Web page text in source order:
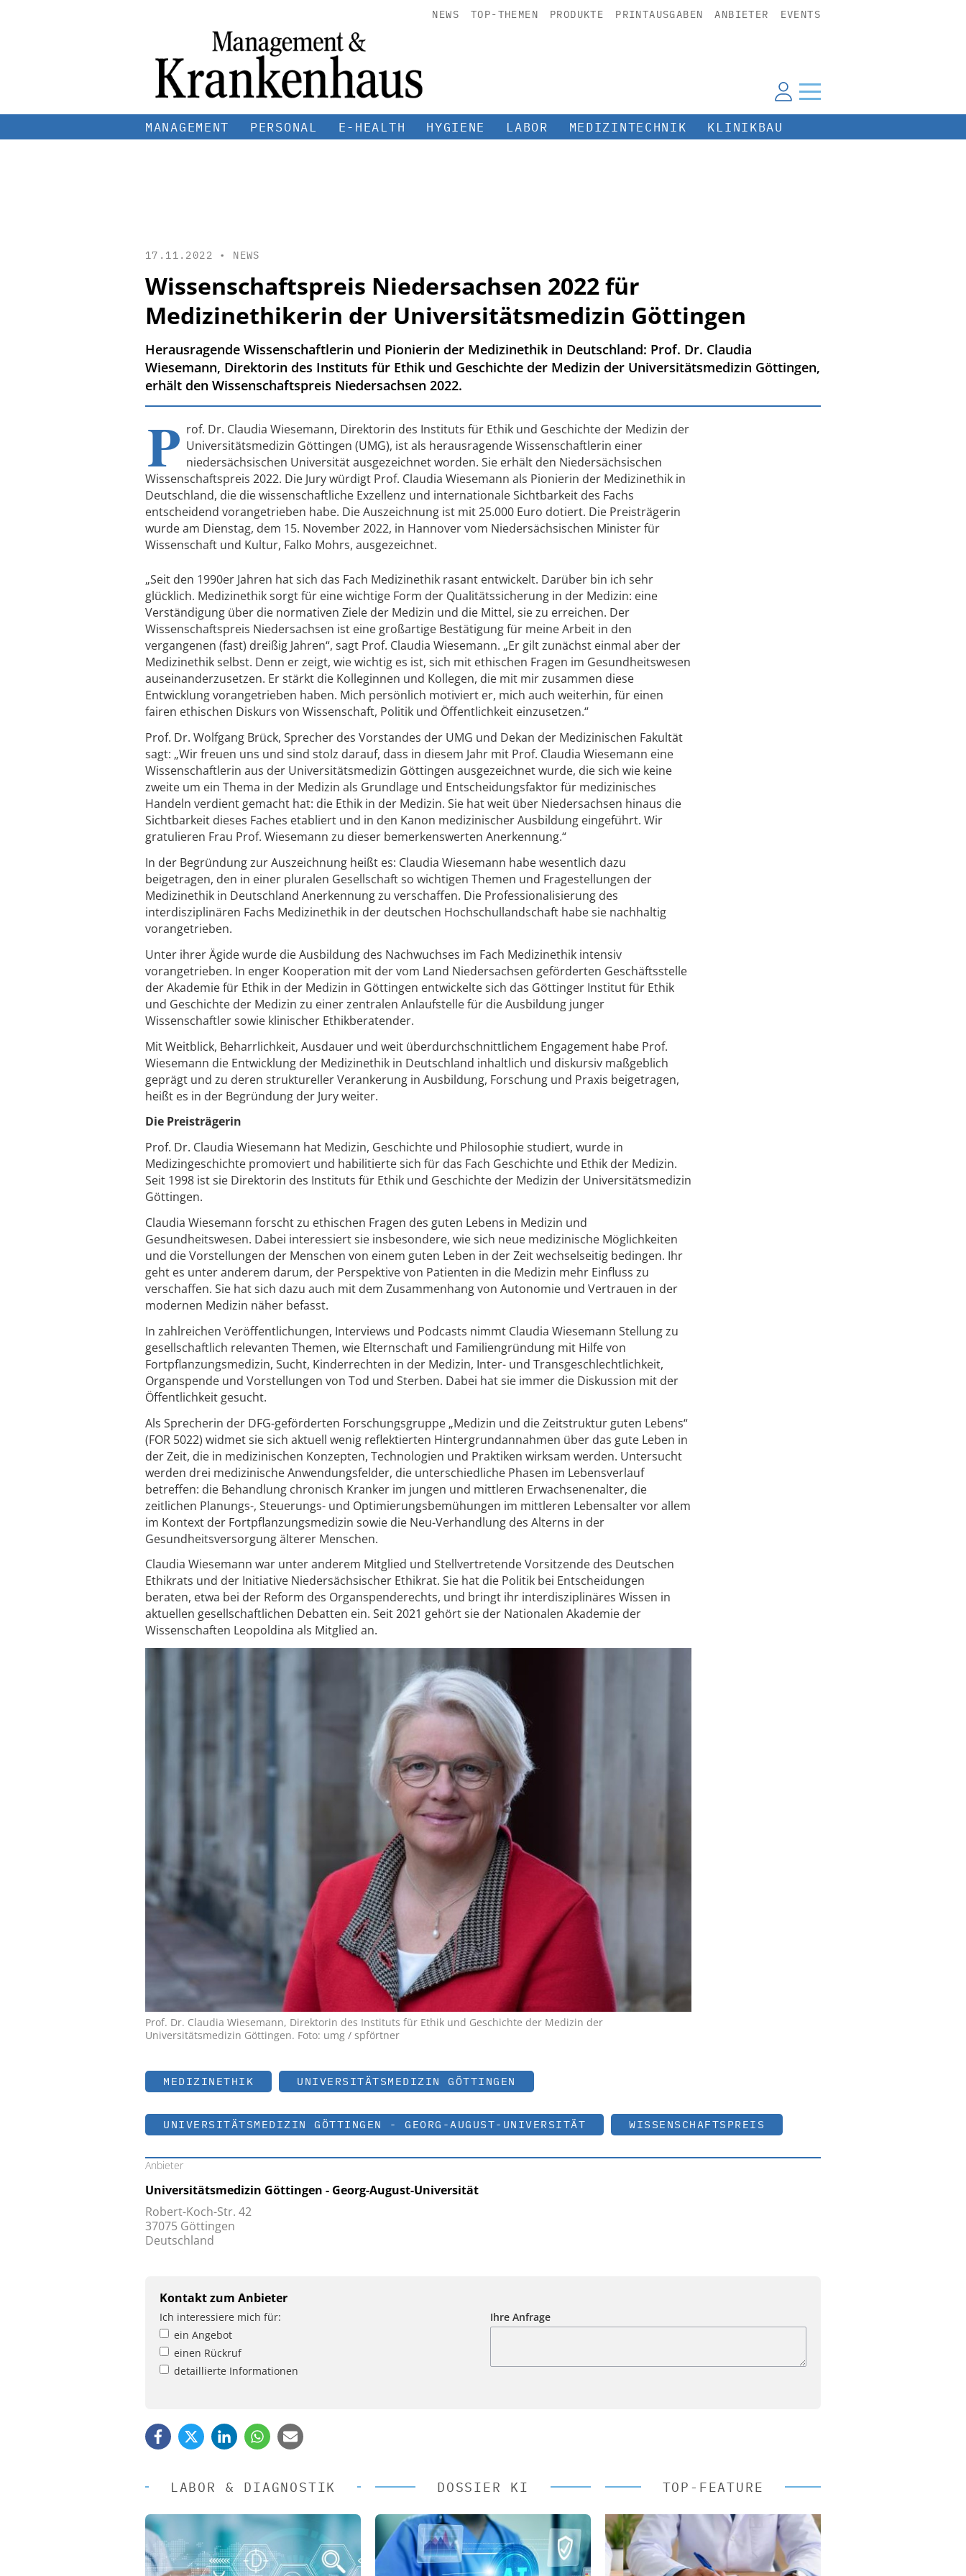
NEWS TOP-THEMEN PRODUKTE PRINTAUSGABEN ANBIETER EVENTS
MANAGEMENT PERSONAL E-HEALTH HYGIENE LABOR MEDIZINTECHNIK KLINIKBAU
17.11.2022 • NEWS
Wissenschaftspreis Niedersachsen 2022 für
Medizinethikerin der Universitätsmedizin Göttingen
Herausragende Wissenschaftlerin und Pionierin der Medizinethik in Deutschland: Prof. Dr. Claudia
Wiesemann, Direktorin des Instituts für Ethik und Geschichte der Medizin der Universitätsmedizin Göttingen,
erhält den Wissenschaftspreis Niedersachsen 2022.
P rof. Dr. Claudia Wiesemann, Direktorin des Instituts für Ethik und Geschichte der Medizin der
Universitätsmedizin Göttingen (UMG), ist als herausragende Wissenschaftlerin einer
niedersächsischen Universität ausgezeichnet worden. Sie erhält den Niedersächsischen
Wissenschaftspreis 2022. Die Jury würdigt Prof. Claudia Wiesemann als Pionierin der Medizinethik in
Deutschland, die die wissenschaftliche Exzellenz und internationale Sichtbarkeit des Fachs
entscheidend vorangetrieben habe. Die Auszeichnung ist mit 25.000 Euro dotiert. Die Preisträgerin
wurde am Dienstag, dem 15. November 2022, in Hannover vom Niedersächsischen Minister für
Wissenschaft und Kultur, Falko Mohrs, ausgezeichnet.
„Seit den 1990er Jahren hat sich das Fach Medizinethik rasant entwickelt. Darüber bin ich sehr
glücklich. Medizinethik sorgt für eine wichtige Form der Qualitätssicherung in der Medizin: eine
Verständigung über die normativen Ziele der Medizin und die Mittel, sie zu erreichen. Der
Wissenschaftspreis Niedersachsen ist eine großartige Bestätigung für meine Arbeit in den
vergangenen (fast) dreißig Jahren“, sagt Prof. Claudia Wiesemann. „Er gilt zunächst einmal aber der
Medizinethik selbst. Denn er zeigt, wie wichtig es ist, sich mit ethischen Fragen im Gesundheitswesen
auseinanderzusetzen. Er stärkt die Kolleginnen und Kollegen, die mit mir zusammen diese
Entwicklung vorangetrieben haben. Mich persönlich motiviert er, mich auch weiterhin, für einen
fairen ethischen Diskurs von Wissenschaft, Politik und Öffentlichkeit einzusetzen.“
Prof. Dr. Wolfgang Brück, Sprecher des Vorstandes der UMG und Dekan der Medizinischen Fakultät
sagt: „Wir freuen uns und sind stolz darauf, dass in diesem Jahr mit Prof. Claudia Wiesemann eine
Wissenschaftlerin aus der Universitätsmedizin Göttingen ausgezeichnet wurde, die sich wie keine
zweite um ein Thema in der Medizin als Grundlage und Entscheidungsfaktor für medizinisches
Handeln verdient gemacht hat: die Ethik in der Medizin. Sie hat weit über Niedersachsen hinaus die
Sichtbarkeit dieses Faches etabliert und in den Kanon medizinischer Ausbildung eingeführt. Wir
gratulieren Frau Prof. Wiesemann zu dieser bemerkenswerten Anerkennung.“
In der Begründung zur Auszeichnung heißt es: Claudia Wiesemann habe wesentlich dazu
beigetragen, den in einer pluralen Gesellschaft so wichtigen Themen und Fragestellungen der
Medizinethik in Deutschland Anerkennung zu verschaffen. Die Professionalisierung des
interdisziplinären Fachs Medizinethik in der deutschen Hochschullandschaft habe sie nachhaltig
vorangetrieben.
Unter ihrer Ägide wurde die Ausbildung des Nachwuchses im Fach Medizinethik intensiv
vorangetrieben. In enger Kooperation mit der vom Land Niedersachsen geförderten Geschäftsstelle
der Akademie für Ethik in der Medizin in Göttingen entwickelte sich das Göttinger Institut für Ethik
und Geschichte der Medizin zu einer zentralen Anlaufstelle für die Ausbildung junger
Wissenschaftler sowie klinischer Ethikberatender.
Mit Weitblick, Beharrlichkeit, Ausdauer und weit überdurchschnittlichem Engagement habe Prof.
Wiesemann die Entwicklung der Medizinethik in Deutschland inhaltlich und diskursiv maßgeblich
geprägt und zu deren struktureller Verankerung in Ausbildung, Forschung und Praxis beigetragen,
heißt es in der Begründung der Jury weiter.
Die Preisträgerin
Prof. Dr. Claudia Wiesemann hat Medizin, Geschichte und Philosophie studiert, wurde in
Medizingeschichte promoviert und habilitierte sich für das Fach Geschichte und Ethik der Medizin.
Seit 1998 ist sie Direktorin des Instituts für Ethik und Geschichte der Medizin der Universitätsmedizin
Göttingen.
Claudia Wiesemann forscht zu ethischen Fragen des guten Lebens in Medizin und
Gesundheitswesen. Dabei interessiert sie insbesondere, wie sich neue medizinische Möglichkeiten
und die Vorstellungen der Menschen von einem guten Leben in der Zeit wechselseitig bedingen. Ihr
geht es unter anderem darum, der Perspektive von Patienten in die Medizin mehr Einfluss zu
verschaffen. Sie hat sich dazu auch mit dem Zusammenhang von Autonomie und Vertrauen in der
modernen Medizin näher befasst.
In zahlreichen Veröffentlichungen, Interviews und Podcasts nimmt Claudia Wiesemann Stellung zu
gesellschaftlich relevanten Themen, wie Elternschaft und Familiengründung mit Hilfe von
Fortpflanzungsmedizin, Sucht, Kinderrechten in der Medizin, Inter- und Transgeschlechtlichkeit,
Organspende und Vorstellungen von Tod und Sterben. Dabei hat sie immer die Diskussion mit der
Öffentlichkeit gesucht.
Als Sprecherin der DFG-geförderten Forschungsgruppe „Medizin und die Zeitstruktur guten Lebens“
(FOR 5022) widmet sie sich aktuell wenig reflektierten Hintergrundannahmen über das gute Leben in
der Zeit, die in medizinischen Konzepten, Technologien und Praktiken wirksam werden. Untersucht
werden drei medizinische Anwendungsfelder, die unterschiedliche Phasen im Lebensverlauf
betreffen: die Behandlung chronisch Kranker im jungen und mittleren Erwachsenenalter, die
zeitlichen Planungs-, Steuerungs- und Optimierungsbemühungen im mittleren Lebensalter vor allem
im Kontext der Fortpflanzungsmedizin sowie die Neu-Verhandlung des Alterns in der
Gesundheitsversorgung älterer Menschen.
Claudia Wiesemann war unter anderem Mitglied und Stellvertretende Vorsitzende des Deutschen
Ethikrats und der Initiative Niedersächsischer Ethikrat. Sie hat die Politik bei Entscheidungen
beraten, etwa bei der Reform des Organspenderechts, und bringt ihr interdisziplinäres Wissen in
aktuellen gesellschaftlichen Debatten ein. Seit 2021 gehört sie der Nationalen Akademie der
Wissenschaften Leopoldina als Mitglied an.
Prof. Dr. Claudia Wiesemann, Direktorin des Instituts für Ethik und Geschichte der Medizin der
Universitätsmedizin Göttingen. Foto: umg / spförtner
MEDIZINETHIK UNIVERSITÄTSMEDIZIN GÖTTINGEN
UNIVERSITÄTSMEDIZIN GÖTTINGEN - GEORG-AUGUST-UNIVERSITÄT WISSENSCHAFTSPREIS
Anbieter
Universitätsmedizin Göttingen - Georg-August-Universität
Robert-Koch-Str. 42
37075 Göttingen
Deutschland
Kontakt zum Anbieter
Ich interessiere mich für:
ein Angebot
einen Rückruf
detaillierte Informationen
Ihre Anfrage
LABOR & DIAGNOSTIK DOSSIER KI TOP-FEATURE